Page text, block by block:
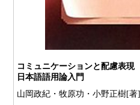
コミュニケーションと配慮表現
日本語語用論入門
山岡政紀・牧原功・小野正樹[著]